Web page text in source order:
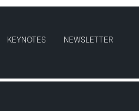
KEYNOTES NEWSLETTER